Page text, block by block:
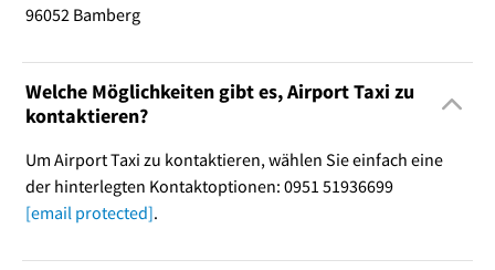
96052 Bamberg
Welche Möglichkeiten gibt es, Airport Taxi zu
kontaktieren?
Um Airport Taxi zu kontaktieren, wählen Sie einfach eine
der hinterlegten Kontaktoptionen: 0951 51936699
[email protected].